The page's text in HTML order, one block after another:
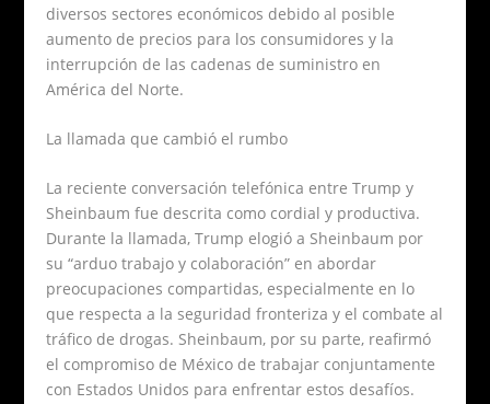
diversos sectores económicos debido al posible
aumento de precios para los consumidores y la
interrupción de las cadenas de suministro en
América del Norte.
La llamada que cambió el rumbo
La reciente conversación telefónica entre Trump y
Sheinbaum fue descrita como cordial y productiva.
Durante la llamada, Trump elogió a Sheinbaum por
su “arduo trabajo y colaboración” en abordar
preocupaciones compartidas, especialmente en lo
que respecta a la seguridad fronteriza y el combate al
tráfico de drogas. Sheinbaum, por su parte, reafirmó
el compromiso de México de trabajar conjuntamente
con Estados Unidos para enfrentar estos desafíos.